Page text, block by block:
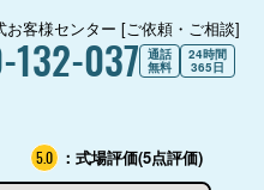
お客様センター [ご依頼・ご相談]
132-037 通話
無料
24時間
365日
5.0 ：式場評価(5点評価)